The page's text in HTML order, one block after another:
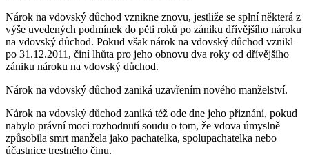
Nárok na vdovský důchod vznikne znovu, jestliže se splní některá z
výše uvedených podmínek do pěti roků po zániku dřívějšího nároku
na vdovský důchod. Pokud však nárok na vdovský důchod vznikl
po 31.12.2011, činí lhůta pro jeho obnovu dva roky od dřívějšího
zániku nároku na vdovský důchod.
Nárok na vdovský důchod zaniká uzavřením nového manželství.
Nárok na vdovský důchod zaniká též ode dne jeho přiznání, pokud
nabylo právní moci rozhodnutí soudu o tom, že vdova úmyslně
způsobila smrt manžela jako pachatelka, spolupachatelka nebo
účastnice trestného činu.